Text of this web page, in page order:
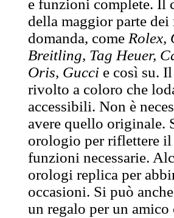
e funzioni complete. Il
della maggior parte
domanda, come Rolex,
Breitling, Tag Heuer,
Oris, Gucci e così su.
rivolto a coloro che
accessibili. Non è
avere quello originale.
orologio per riflettere
funzioni necessarie.
orologi replica per
occasioni. Si può
un regalo per un amico